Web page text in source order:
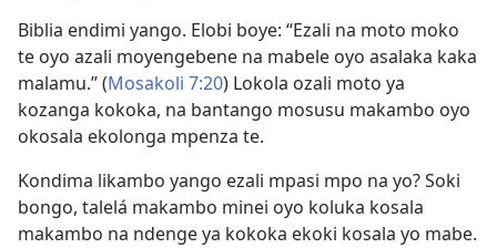
Biblia endimi yango. Elobi boye: “Ezali na moto moko
te oyo azali moyengebene na mabele oyo asalaka kaka
malamu.” (Mosakoli 7:20) Lokola ozali moto ya
kozanga kokoka, na bantango mosusu makambo oyo
okosala ekolonga mpenza te.
Kondima likambo yango ezali mpasi mpo na yo? Soki
bongo, talelá makambo minei oyo koluka kosala
makambo na ndenge ya kokoka ekoki kosala yo mabe.